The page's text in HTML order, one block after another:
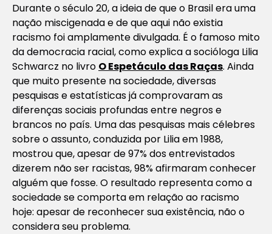
Durante o século 20, a ideia de que o Brasil era uma
nação miscigenada e de que aqui não existia
racismo foi amplamente divulgada. É o famoso mito
da democracia racial, como explica a socióloga Lilia
Schwarcz no livro O Espetáculo das Raças. Ainda
que muito presente na sociedade, diversas
pesquisas e estatísticas já comprovaram as
diferenças sociais profundas entre negros e
brancos no país. Uma das pesquisas mais célebres
sobre o assunto, conduzida por Lilia em 1988,
mostrou que, apesar de 97% dos entrevistados
dizerem não ser racistas, 98% afirmaram conhecer
alguém que fosse. O resultado representa como a
sociedade se comporta em relação ao racismo
hoje: apesar de reconhecer sua existência, não o
considera seu problema.